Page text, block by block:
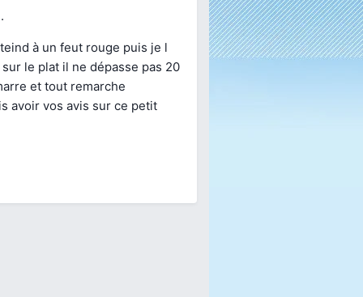
à un feut rouge puis je l
le plat il ne dépasse pas 20
et tout remarche
avoir vos avis sur ce petit